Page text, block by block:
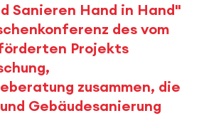
Sanieren Hand in Hand"
des vom
Projekts
zusammen, die
Gebäudesanierung